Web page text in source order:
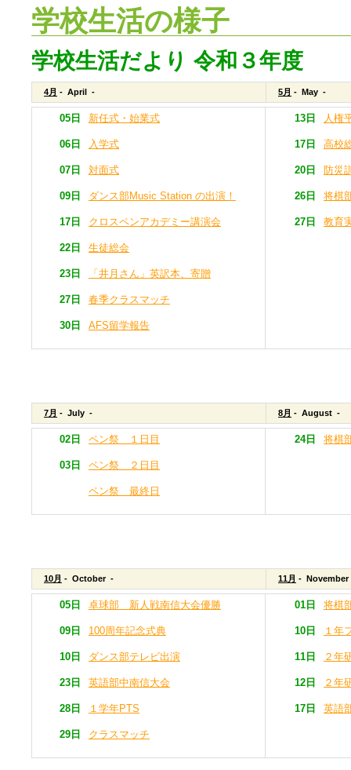
学校生活の様子
学校生活だより 令和３年度
4月 - April - 5月 - May -
05日
06日
07日
09日
17日
22日
23日
27日
30日
新任式・始業式
入学式
対面式
ダンス部Music Station の出演！
クロスペンアカデミー講演会
生徒総会
「井月さん」英訳本、寄贈
春季クラスマッチ
AFS留学報告
13日
17日
20日
26日
27日
人権
高校
防災
将棋
教育
7月 - July - 8月 - August -
02日
03日
ペン祭 １日目
ペン祭 ２日目
ペン祭 最終日
24日 将棋
10月 - October - 11月 -
05日
09日
10日
23日
28日
29日
卓球部 新人戦南信大会優勝
100周年記念式典
ダンス部テレビ出演
英語部中南信大会
１学年PTS
クラスマッチ
01日
10日
11日
12日
17日
将棋
１年
２年
２年
英語